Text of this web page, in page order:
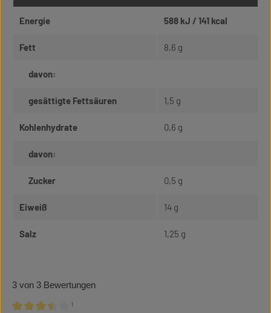
Energie 588 kJ / 141 kcal
Fett 8,6 g
davon:
gesättigte Fettsäuren 1,5 g
Kohlenhydrate 0,6 g
davon:
Zucker 0,5 g
Eiweiß 14 g
Salz 1,25 g
3 von 3 Bewertungen
¹